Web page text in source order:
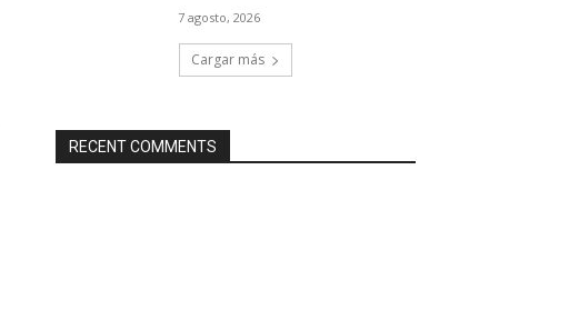
7 agosto, 2026
Cargar más
RECENT COMMENTS